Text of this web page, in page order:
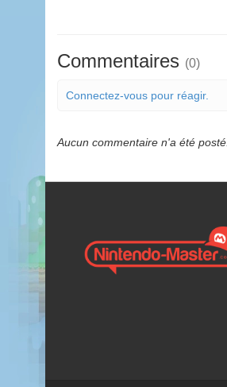
Commentaires (0)
Connectez-vous pour réagir.
Aucun commentaire n'a été posté.